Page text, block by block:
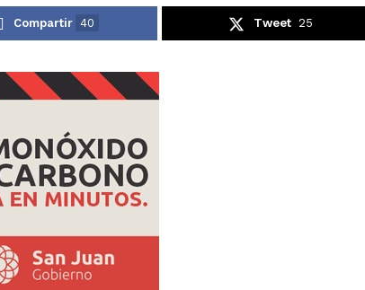
Compartir 40 Tweet 25